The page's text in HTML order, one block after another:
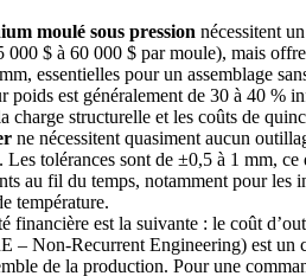
moulé sous pression nécessitent
$ à 60 000 $ par moule), mais
essentielles pour un assemblage
poids est généralement de 30 à 40 %
charge structurelle et les coûts de
ne nécessitent quasiment aucun
tolérances sont de ±0,5 à 1 mm, ce
au fil du temps, notamment pour les
température.
financière est la suivante : le coût
– Non-Recurrent Engineering) est un
de la production. Pour une